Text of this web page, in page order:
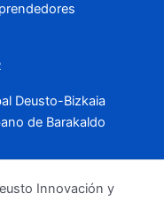
Deusto-Bizkaia
de Barakaldo
Innovación y